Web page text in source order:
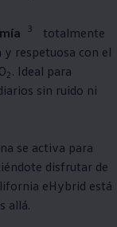
3
totalmente
respetuosa con el
2 . Ideal para
sin ruido ni
se activa para
disfrutar de
eHybrid está
allá.